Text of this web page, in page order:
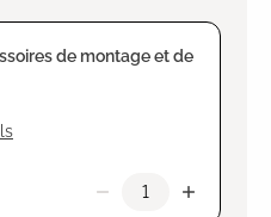
de montage et de